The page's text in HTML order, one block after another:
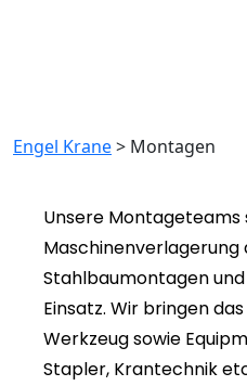
Engel Krane> Montagen
Unsere Montageteams
Maschinenverlagerung
Stahlbaumontagen
Einsatz. Wir bringen
Werkzeug sowie
Stapler, Krantechnik